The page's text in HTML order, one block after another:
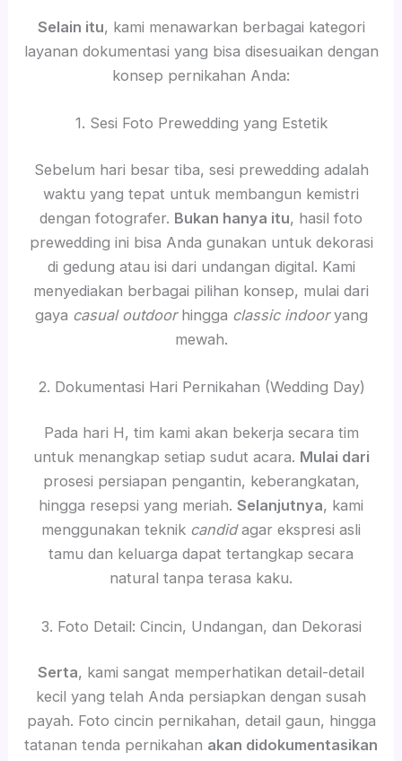
Selain itu, kami menawarkan berbagai kategori
layanan dokumentasi yang bisa disesuaikan dengan
konsep pernikahan Anda:
1. Sesi Foto Prewedding yang Estetik
Sebelum hari besar tiba, sesi prewedding adalah
waktu yang tepat untuk membangun kemistri
dengan fotografer. Bukan hanya itu, hasil foto
prewedding ini bisa Anda gunakan untuk dekorasi
di gedung atau isi dari undangan digital. Kami
menyediakan berbagai pilihan konsep, mulai dari
gaya casual outdoorhingga classic indooryang
mewah.
2. Dokumentasi Hari Pernikahan (Wedding Day)
Pada hari H, tim kami akan bekerja secara tim
untuk menangkap setiap sudut acara. Mulai dari
prosesi persiapan pengantin, keberangkatan,
hingga resepsi yang meriah. Selanjutnya, kami
menggunakan teknik candidagar ekspresi asli
tamu dan keluarga dapat tertangkap secara
natural tanpa terasa kaku.
3. Foto Detail: Cincin, Undangan, dan Dekorasi
Serta, kami sangat memperhatikan detail-detail
kecil yang telah Anda persiapkan dengan susah
payah. Foto cincin pernikahan, detail gaun, hingga
tatanan tenda pernikahan akan didokumentasikan